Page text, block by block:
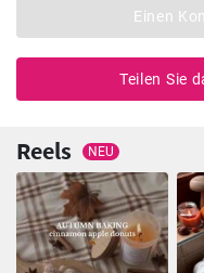
Einen
Teilen Sie
Reels NEU